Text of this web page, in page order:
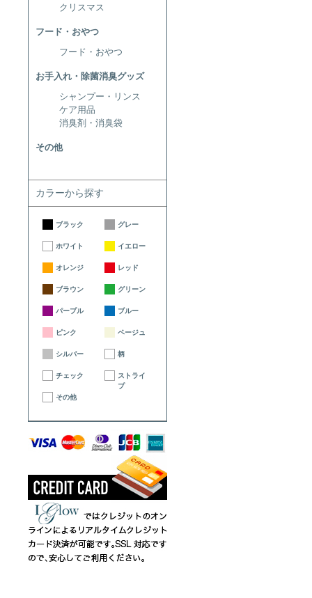
クリスマス
フード・おやつ
フード・おやつ
お手入れ・除菌消臭グッズ
シャンプー・リンス
ケア用品
消臭剤・消臭袋
その他
カラーから探す
ブラック グレー
ホワイト イエロー
オレンジ レッド
ブラウン グリーン
パープル ブルー
ピンク ベージュ
シルバー 柄
チェック
ストライ
プ
その他